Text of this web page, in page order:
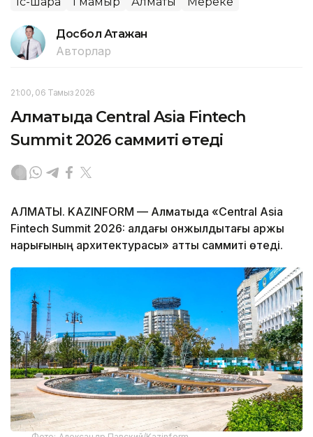
Досбол Атажан
Авторлар
21:00, 06 Тамыз 2026
Алматыда Central Asia Fintech
Summit 2026 саммиті өтеді
АЛМАТЫ. KAZINFORM — Алматыда «Central Asia
Fintech Summit 2026: алдағы онжылдықтағы қаржы
нарығының архитектурасы» атты саммиті өтеді.